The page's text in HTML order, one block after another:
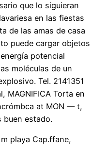
que lo siguieran
en las fiestas
de las amas de casa
puede cargar objetos
potencial
moléculas de un
Tel. 2141351
MAGNIFICA Torta en
at MON — t,
buen estado.
playa Cap.ffane,